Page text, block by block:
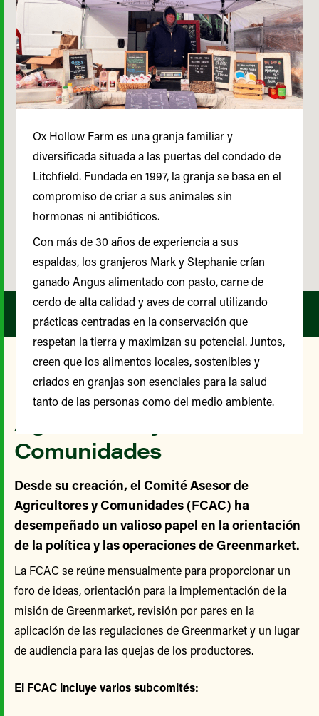
Nuestro Comité Asesor de
Agricultores y
Comunidades
Desde su creación, el Comité Asesor de
Agricultores y Comunidades (FCAC) ha
desempeñado un valioso papel en la orientación
de la política y las operaciones de Greenmarket.
La FCAC se reúne mensualmente para proporcionar un
foro de ideas, orientación para la implementación de la
misión de Greenmarket, revisión por pares en la
aplicación de las regulaciones de Greenmarket y un lugar
de audiencia para las quejas de los productores.
El FCAC incluye varios subcomités:
Ox Hollow Farm es una granja familiar y
diversificada situada a las puertas del condado de
Litchfield. Fundada en 1997, la granja se basa en el
compromiso de criar a sus animales sin
hormonas ni antibióticos.
Con más de 30 años de experiencia a sus
espaldas, los granjeros Mark y Stephanie crían
ganado Angus alimentado con pasto, carne de
cerdo de alta calidad y aves de corral utilizando
prácticas centradas en la conservación que
respetan la tierra y maximizan su potencial. Juntos,
creen que los alimentos locales, sostenibles y
criados en granjas son esenciales para la salud
tanto de las personas como del medio ambiente.